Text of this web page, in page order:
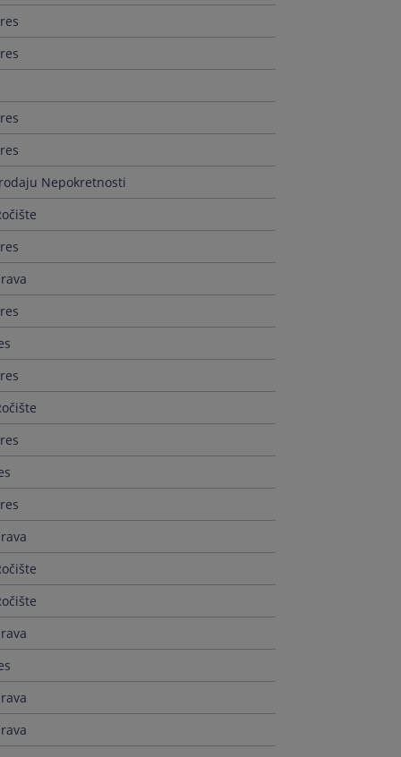
Nepokretnosti